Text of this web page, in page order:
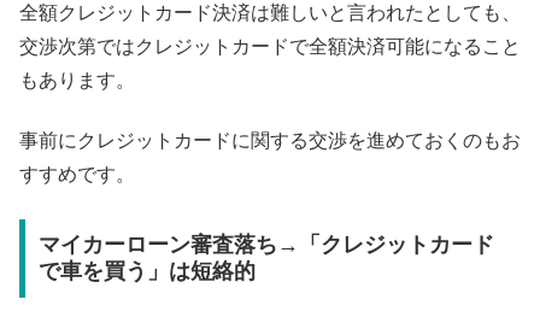
全額クレジットカード決済は難しいと言われたとしても、
交渉次第ではクレジットカードで全額決済可能になること
もあります。
事前にクレジットカードに関する交渉を進めておくのもお
すすめです。
マイカーローン審査落ち→「クレジットカード
で車を買う」は短絡的